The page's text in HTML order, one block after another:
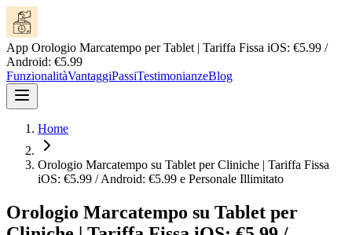
App Orologio Marcatempo per Tablet | Tariffa Fissa iOS: €5.99 /
Android: €5.99
FunzionalitàVantaggiPassiTestimonianzeBlog
Home
Orologio Marcatempo su Tablet per Cliniche | Tariffa Fissa
iOS: €5.99 / Android: €5.99 e Personale Illimitato
Orologio Marcatempo su Tablet per